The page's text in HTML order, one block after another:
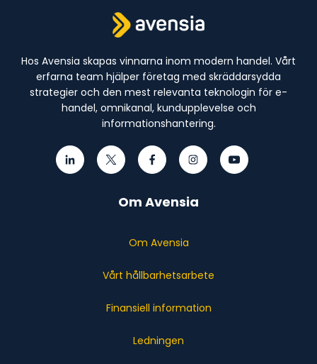
Hos Avensia skapas vinnarna inom modern handel. Vårt
erfarna team hjälper företag med skräddarsydda
strategier och den mest relevanta teknologin för e-
handel, omnikanal, kundupplevelse och
informationshantering.
Om Avensia
Om Avensia
Vårt hållbarhetsarbete
Finansiell information
Ledningen